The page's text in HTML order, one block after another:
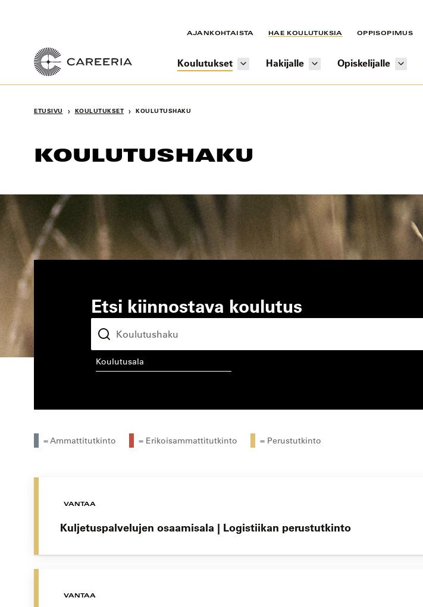
AJANKOHTAISTA HAE KOULUTUKSIA OPPISOPIMUS
Koulutukset Hakijalle Opiskelijalle
ETUSIVU › KOULUTUKSET › KOULUTUSHAKU
KOULUTUSHAKU
Etsi kiinnostava koulutus
koulutusala
= Ammattitutkinto = Erikoisammattitutkinto = Perustutkinto
VANTAA
Kuljetuspalvelujen osaamisala | Logistiikan perustutkinto
VANTAA